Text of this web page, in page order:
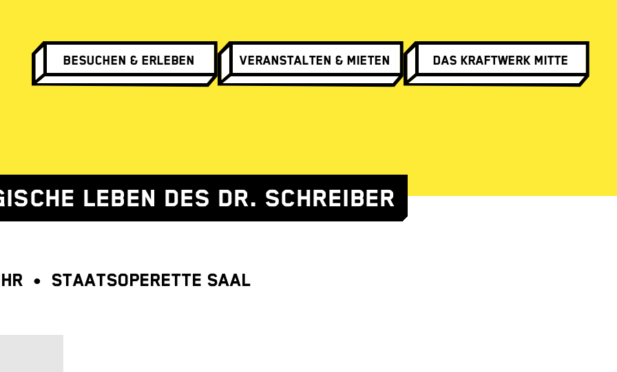
Besuchen & Erleben Veranstalten & Mieten Das Kraftwerk Mitte
LEBEN DES DR. SCHREIBER
• STAATSOPERETTE SAAL